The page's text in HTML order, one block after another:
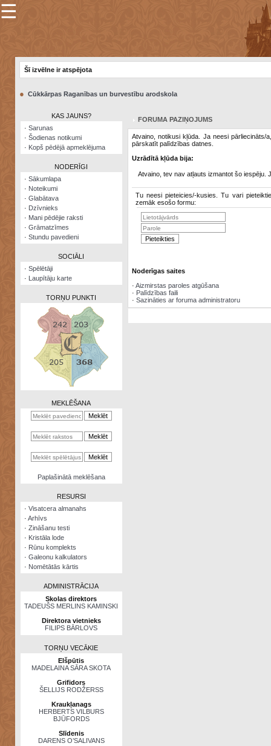
×
Šodienas
notikumi
Visatcera
almanahs
Arhīvs
Zināšanu
kalkulators
Nomētātās
☰
Šī izvēlne ir atspējota
● Cūkkārpas Raganības un burvestību arodskola
KAS JAUNS?
· Sarunas
· Šodienas notikumi
· Kopš pēdējā apmeklējuma
NODERĪGI
· Sākumlapa
· Noteikumi
· Glabātava
· Dzīvnieks
· Mani pēdējie raksti
· Grāmatzīmes
· Stundu pavedieni
SOCIĀLI
· Spēlētāji
· Laupītāju karte
TORŅU PUNKTI
MEKLĒŠANA
Paplašinātā meklēšana
RESURSI
· Visatcera almanahs
· Arhīvs
· Zināšanu testi
· Kristāla lode
· Rūnu komplekts
· Galeonu kalkulators
· Nomētātās kārtis
ADMINISTRĀCIJA
Skolas direktors
TADEUŠS MERLINS KAMINSKI
Direktora vietnieks
FILIPS BĀRLOVS
TORŅU VECĀKIE
Elšpūtis
MADELAINA SĀRA SKOTA
Grifidors
ŠELLIJS RODŽERSS
Kraukļanags
HERBERTS VILBURS
BJŪFORDS
Slīdenis
DARENS O’SALIVANS
FORUMA PAZIŅOJUMS
Atvaino, notikusi kļūda. Ja neesi pārliecināts/
pārskatīt palīdzības datnes.
Uzrādītā kļūda bija:
Atvaino, tev nav atļauts izmantot šo iespēju.
Tu neesi pieteicies/-kusies. Tu vari
zemāk esošo formu:
Noderīgas saites
· Aizmirstas paroles atgūšana
· Palīdzības faili
· Sazināties ar foruma administratoru